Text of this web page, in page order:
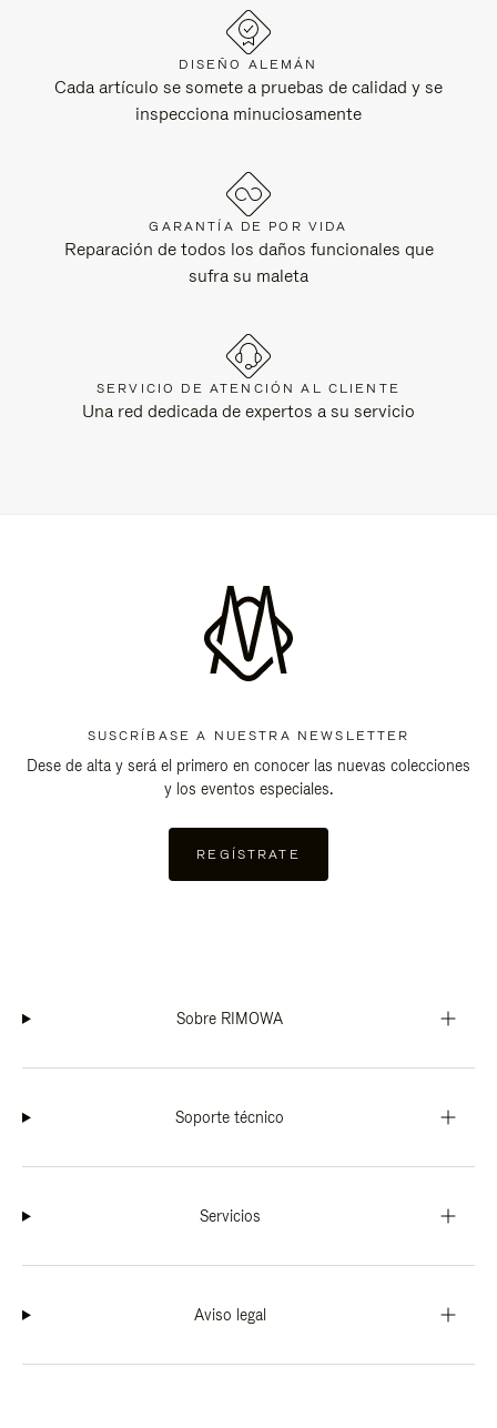
DISEÑO ALEMÁN
Cada artículo se somete a pruebas de calidad y se
inspecciona minuciosamente
GARANTÍA DE POR VIDA
Reparación de todos los daños funcionales que
sufra su maleta
SERVICIO DE ATENCIÓN AL CLIENTE
Una red dedicada de expertos a su servicio
SUSCRÍBASE A NUESTRA NEWSLETTER
Dese de alta y será el primero en conocer las nuevas colecciones
y los eventos especiales.
REGÍSTRATE
Sobre RIMOWA
Soporte técnico
Servicios
Aviso legal